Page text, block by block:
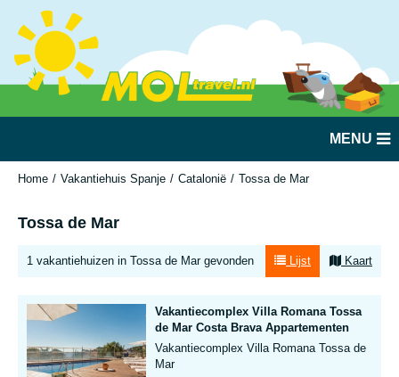
MENU
Home Vakantiehuis Spanje Catalonië Tossa de Mar
Tossa de Mar
1 vakantiehuizen in Tossa de Mar gevonden Lijst Kaart
Vakantiecomplex Villa Romana Tossa
de Mar Costa Brava Appartementen
Vakantiecomplex Villa Romana Tossa de
Mar